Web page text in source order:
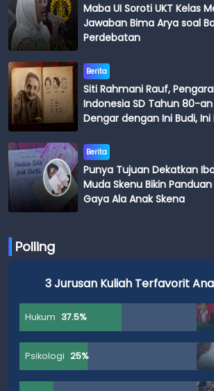
Maba UI Soroti UKT Kelas
Jawaban Bima Arya soal
Perdebatan
Berita
Siti Rahmani Rauf,
Indonesia SD Tahun 80-
Dengar dengan Ini Budi, Ini
Berita
Punya Tujuan Dekatkan
Muda Skenu Bikin
Gaya Ala Anak Skena
Polling
3 Jurusan Kuliah Terfavorit
Hukum 37.5%
Psikologi 25%